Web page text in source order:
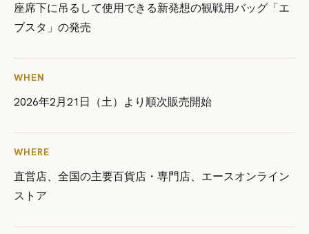
座席下に吊るして使用できる新発想の観戦用バッグ「エ
ブスタ」の発売
WHEN
2026年2月21日（土）より順次販売開始
WHERE
直営店、全国の主要百貨店・専門店、エースオンライン
ストア